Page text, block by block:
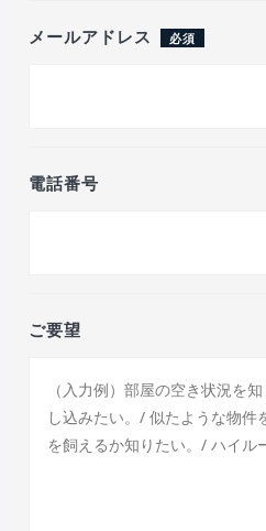
メールアドレス 必須
電話番号
ご要望